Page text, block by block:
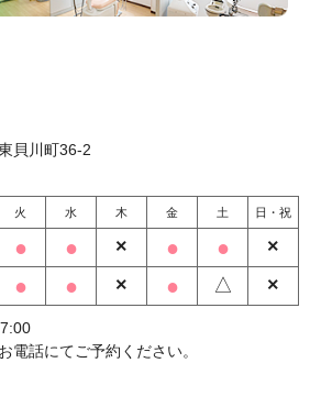
貝川町36-2
火 水 木 金 土 日・祝
● ● × ● ● ×
● ● × ● △ ×
電話にてご予約ください。